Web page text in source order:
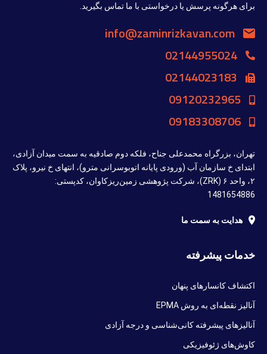
برای هرگونه پرسش یا درخواستی با ما تماس بگیرید.
info@zaminrizkavan.com
02144955024
02144023183
09120232965
09183308706
تهران، بزرگراه محمدعلی جناح، فلکه دوم صادقیه به سمت میدان آزادی،
ابتدای خ سازمان آب (ورودی پایانه اتوبوسرانی مترو)، انتهای خ نیرو، پلاک
۲، واحد ۶ (ZRK)، شرکت پژوهشی زمین‌ریزکاوان، کدپستی:
1481654886
هدایت به سمت ما
خدمات پیشرفته
اکتشاف کانسارهای پنهان
آنالیز نقطه‌ای به روش EPMA
آنالیزهای پیشرفته کانی‌شناسی و درجه آزادی
کاوش‌های ژئوفیزیکی